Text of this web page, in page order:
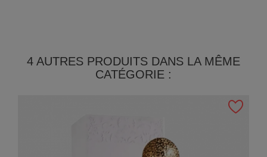
4 AUTRES PRODUITS DANS LA MÊME
CATÉGORIE :